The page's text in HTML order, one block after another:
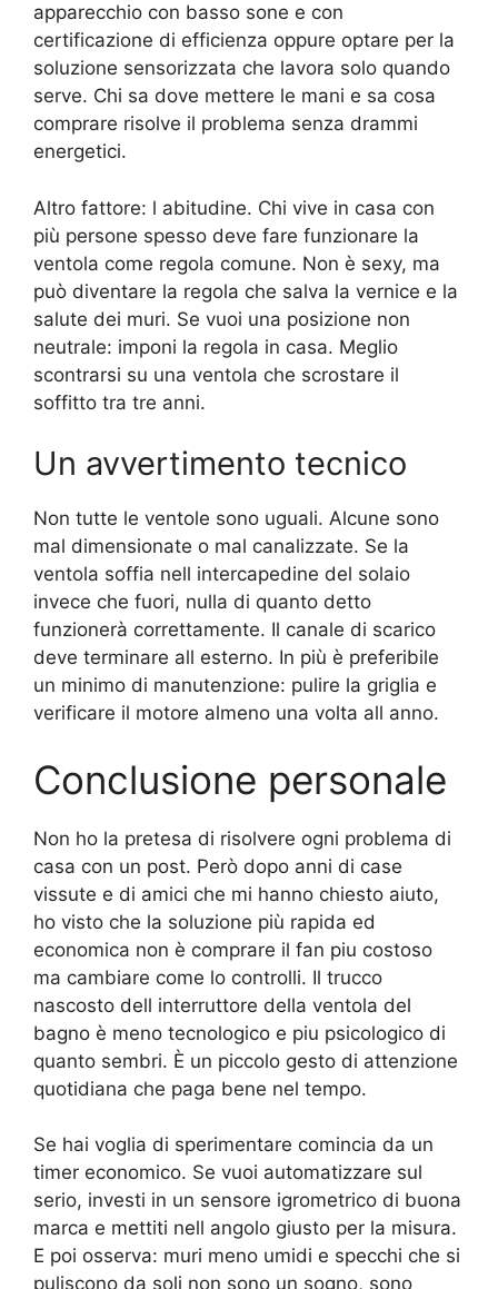
apparecchio con basso sone e con
certificazione di efficienza oppure optare per la
soluzione sensorizzata che lavora solo quando
serve. Chi sa dove mettere le mani e sa cosa
comprare risolve il problema senza drammi
energetici.
Altro fattore: l abitudine. Chi vive in casa con
più persone spesso deve fare funzionare la
ventola come regola comune. Non è sexy, ma
può diventare la regola che salva la vernice e la
salute dei muri. Se vuoi una posizione non
neutrale: imponi la regola in casa. Meglio
scontrarsi su una ventola che scrostare il
soffitto tra tre anni.
Un avvertimento tecnico
Non tutte le ventole sono uguali. Alcune sono
mal dimensionate o mal canalizzate. Se la
ventola soffia nell intercapedine del solaio
invece che fuori, nulla di quanto detto
funzionerà correttamente. Il canale di scarico
deve terminare all esterno. In più è preferibile
un minimo di manutenzione: pulire la griglia e
verificare il motore almeno una volta all anno.
Conclusione personale
Non ho la pretesa di risolvere ogni problema di
casa con un post. Però dopo anni di case
vissute e di amici che mi hanno chiesto aiuto,
ho visto che la soluzione più rapida ed
economica non è comprare il fan piu costoso
ma cambiare come lo controlli. Il trucco
nascosto dell interruttore della ventola del
bagno è meno tecnologico e piu psicologico di
quanto sembri. È un piccolo gesto di attenzione
quotidiana che paga bene nel tempo.
Se hai voglia di sperimentare comincia da un
timer economico. Se vuoi automatizzare sul
serio, investi in un sensore igrometrico di buona
marca e mettiti nell angolo giusto per la misura.
E poi osserva: muri meno umidi e specchi che si
puliscono da soli non sono un sogno, sono